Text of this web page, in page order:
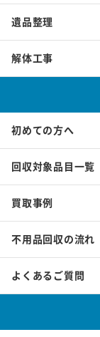
遺品整理
解体工事
初めての方へ
回収対象品目一覧
買取事例
不用品回収の流れ
よくあるご質問